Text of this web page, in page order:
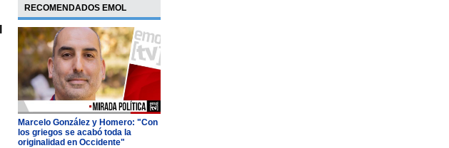
RECOMENDADOS EMOL
Marcelo González y Homero: "Con
los griegos se acabó toda la
originalidad en Occidente"